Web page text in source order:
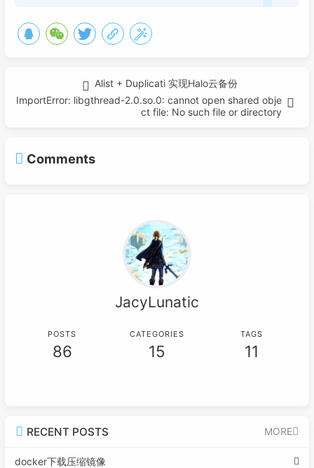
Alist + Duplicati 实现Halo云备份
ImportError: libgthread-2.0.so.0: cannot open shared obje
ct file: No such file or directory
Comments
JacyLunatic
POSTS
86
CATEGORIES
15
TAGS
11
RECENT POSTS MORE
docker下载压缩镜像